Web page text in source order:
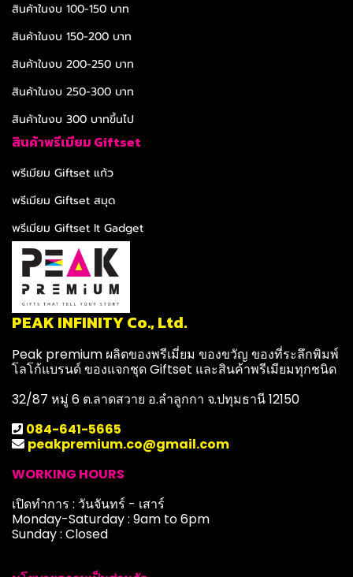
สินค้าในงบ 100-150 บาท
สินค้าในงบ 150-200 บาท
สินค้าในงบ 200-250 บาท
สินค้าในงบ 250-300 บาท
สินค้าในงบ 300 บาทขึ้นไป
สินค้าพรีเมียม Giftset
พรีเมียม Giftset แก้ว
พรีเมียม Giftset สมุด
พรีเมียม Giftset It Gadget
PEAK INFINITY Co., Ltd.
Peak premium ผลิตของพรีเมี่ยม ของขวัญ ของที่ระลึกพิมพ์
โลโก้แบรนด์ ของแจกชุด Giftset และสินค้าพรีเมียมทุกชนิด
32/87 หมู่ 6 ต.ลาดสวาย อ.ลำลูกกา จ.ปทุมธานี 12150
084-641-5665
peakpremium.co@gmail.com
WORKING HOURS
เปิดทำการ : วันจันทร์ - เสาร์
Monday-Saturday : 9am to 6pm
Sunday : Closed